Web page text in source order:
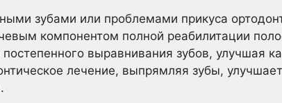
зубами или проблемами прикуса
компонентом полной реабилитации
выравнивания зубов, улучшая
лечение, выпрямляя зубы,